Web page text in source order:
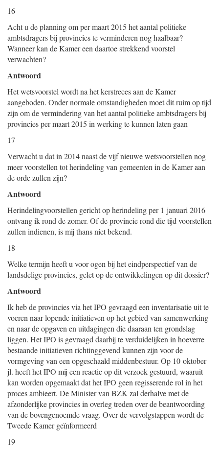
16
Acht u de planning om per maart 2015 het aantal politieke
ambtsdragers bij provincies te verminderen nog haalbaar?
Wanneer kan de Kamer een daartoe strekkend voorstel
verwachten?
Antwoord
Het wetsvoorstel wordt na het kerstreces aan de Kamer
aangeboden. Onder normale omstandigheden moet dit ruim op tijd
zijn om de vermindering van het aantal politieke ambtsdragers bij
provincies per maart 2015 in werking te kunnen laten gaan
17
Verwacht u dat in 2014 naast de vijf nieuwe wetsvoorstellen nog
meer voorstellen tot herindeling van gemeenten in de Kamer aan
de orde zullen zijn?
Antwoord
Herindelingvoorstellen gericht op herindeling per 1 januari 2016
ontvang ik rond de zomer. Of de provincie rond die tijd voorstellen
zullen indienen, is mij thans niet bekend.
18
Welke termijn heeft u voor ogen bij het eindperspectief van de
landsdelige provincies, gelet op de ontwikkelingen op dit dossier?
Antwoord
Ik heb de provincies via het IPO gevraagd een inventarisatie uit te
voeren naar lopende initiatieven op het gebied van samenwerking
en naar de opgaven en uitdagingen die daaraan ten grondslag
liggen. Het IPO is gevraagd daarbij te verduidelijken in hoeverre
bestaande initiatieven richtinggevend kunnen zijn voor de
vormgeving van een opgeschaald middenbestuur. Op 10 oktober
jl. heeft het IPO mij een reactie op dit verzoek gestuurd, waaruit
kan worden opgemaakt dat het IPO geen regisserende rol in het
proces ambieert. De Minister van BZK zal derhalve met de
afzonderlijke provincies in overleg treden over de beantwoording
van de bovengenoemde vraag. Over de vervolgstappen wordt de
Tweede Kamer geïnformeerd
19